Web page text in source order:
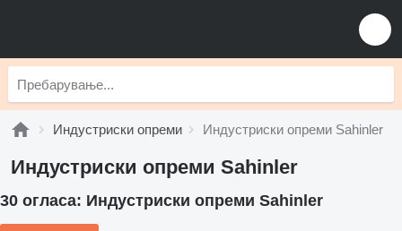
Индустриски опреми Индустриски опреми Sahinler
Индустриски опреми Sahinler
30 огласа: Индустриски опреми Sahinler